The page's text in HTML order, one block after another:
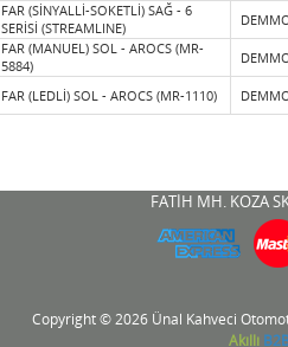
FAR (SİNYALLİ-SOKETLİ) SAĞ - 6
SERİSİ (STREAMLINE)
FAR (MANUEL) SOL - AROCS (MR-
5884)
FAR (LEDLİ) SOL - AROCS (MR-1110)
FATİH MH. KOZA
Copyright © 2026 Ünal Kahveci
Akıllı